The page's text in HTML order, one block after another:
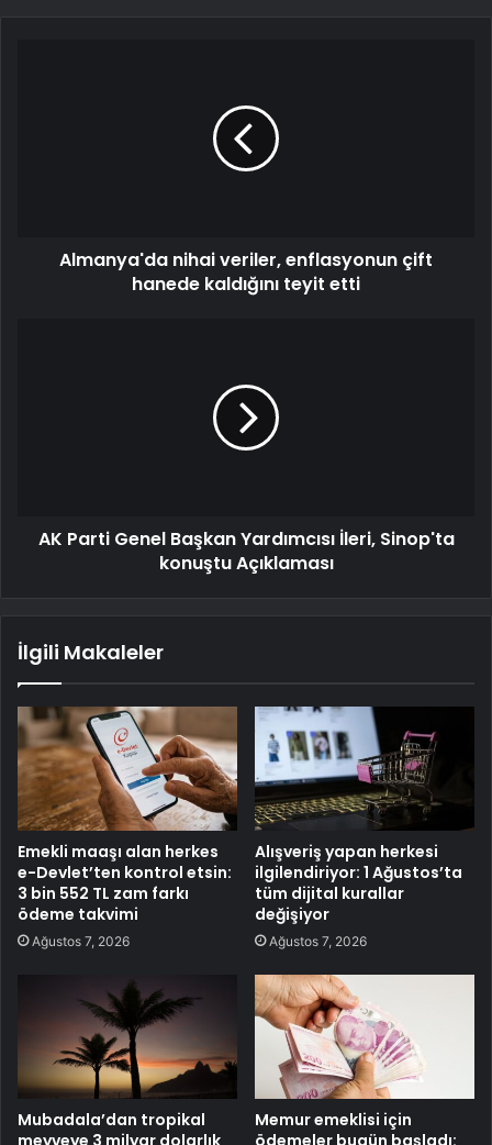
Almanya'da nihai veriler, enflasyonun çift
hanede kaldığını teyit etti
AK Parti Genel Başkan Yardımcısı İleri, Sinop'ta
konuştu Açıklaması
İlgili Makaleler
Emekli maaşı alan herkes
e-Devlet’ten kontrol etsin:
3 bin 552 TL zam farkı
ödeme takvimi
Ağustos 7, 2026
Alışveriş yapan herkesi
ilgilendiriyor: 1 Ağustos’ta
tüm dijital kurallar
değişiyor
Ağustos 7, 2026
Mubadala’dan tropikal
meyveye 3 milyar dolarlık
Memur emeklisi için
ödemeler bugün başladı: